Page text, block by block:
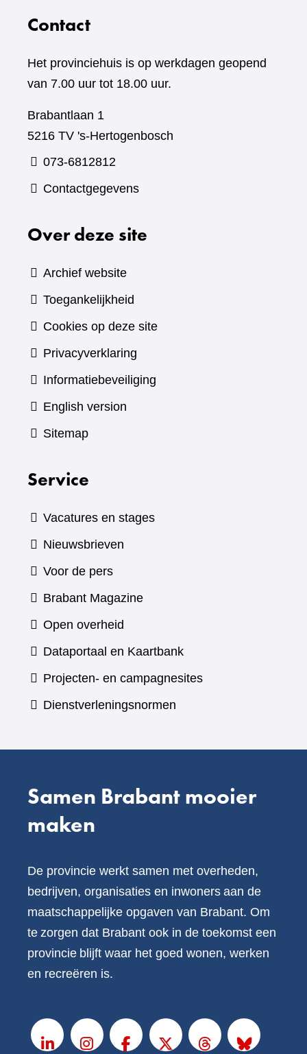
Contact
Het provinciehuis is op werkdagen geopend
van 7.00 uur tot 18.00 uur.
Brabantlaan 1
5216 TV 's-Hertogenbosch
073-6812812
Contactgegevens
Over deze site
Archief website
Toegankelijkheid
Cookies op deze site
Privacyverklaring
Informatiebeveiliging
English version
Sitemap
Service
Vacatures en stages
Nieuwsbrieven
Voor de pers
Brabant Magazine(verwijst
andere
website)
Open overheid
Dataportaal en Kaartbank(verwijst
naar
Projecten- en campagnesites
Dienstverleningsnormen
Samen Brabant mooier
maken
De provincie werkt samen met overheden,
bedrijven, organisaties en inwoners aan de
maatschappelijke opgaven van Brabant. Om
te zorgen dat Brabant ook in de toekomst een
provincie blijft waar het goed wonen, werken
en recreëren is.